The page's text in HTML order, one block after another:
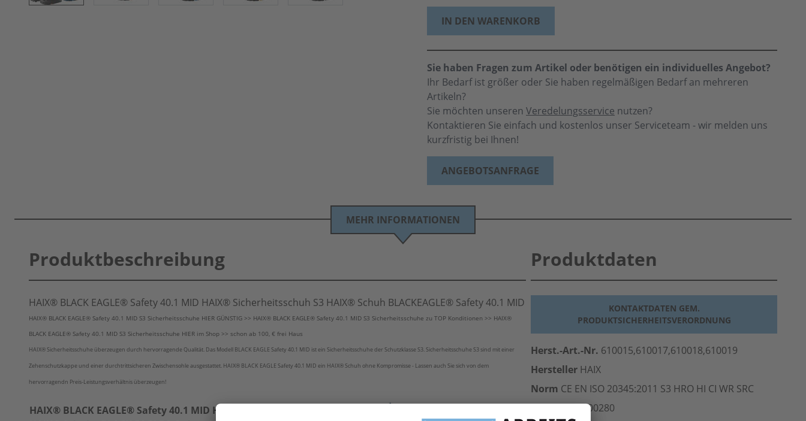
IN DEN WARENKORB
Sie haben Fragen zum Artikel oder benötigen ein individuelles Angebot?
Ihr Bedarf ist größer oder Sie haben regelmäßigen Bedarf an mehreren
Artikeln?
Sie möchten unseren Veredelungsservice nutzen?
Kontaktieren Sie einfach und kostenlos unser Serviceteam - wir melden uns
kurzfristig bei Ihnen!
ANGEBOTSANFRAGE
MEHR INFORMATIONEN
Produktbeschreibung
HAIX® BLACK EAGLE® Safety 40.1 MID HAIX® Sicherheitsschuh S3 HAIX® Schuh BLACKEAGLE® Safety 40.1 MID
HAIX® BLACK EAGLE® Safety 40.1 MID S3 Sicherheitsschuhe HIER GÜNSTIG >> HAIX® BLACK EAGLE® Safety 40.1 MID S3 Sicherheitsschuhe zu TOP Konditionen >> HAIX®
BLACK EAGLE® Safety 40.1 MID S3 Sicherheitsschuhe HIER im Shop >> schon ab 100, € frei Haus
HAIX® Sicherheitsschuhe überzeugen durch hervorragende Qualität. Das Modell BLACK EAGLE Safety 40.1 MID ist ein Sicherheitsschuhe der Schutzklasse S3. Sicherheitsschuhe S3 sind mit einer
Zehenschutzkappe und einer durchtrittsicheren Zwischensohle ausgestattet. HAIX® BLACK EAGLE Safety 40.1 MID ein HAIX® Schuh ohne Kompromisse - Lassen auch Sie sich von dem
hervorragendn Preis-Leistungsverhältnis überzeugen!
HAIX® BLACK EAGLE® Safety 40.1 MID HAIX® Sicherheitsschuhe S3
Produktdaten
KONTAKTDATEN GEM.
PRODUKTSICHERHEITSVERORDNUNG
Herst.-Art.-Nr. 610015,610017,610018,610019
Hersteller HAIX
Norm CE EN ISO 20345:2011 S3 HRO HI CI WR SRC
Art.-Nr.202.00280